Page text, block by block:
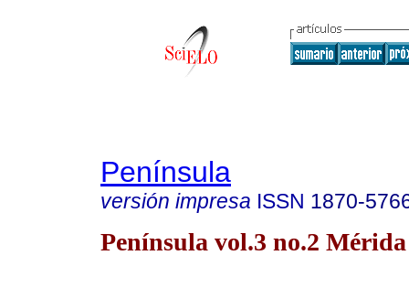
Península
versión impresa ISSN 1870-
Península vol.3 no.2 Mérida